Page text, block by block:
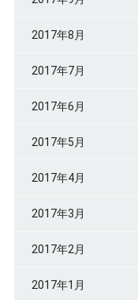
2017年8月
2017年7月
2017年6月
2017年5月
2017年4月
2017年3月
2017年2月
2017年1月